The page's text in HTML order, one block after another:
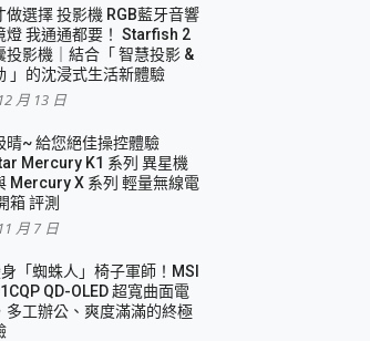
做選擇 投影機 RGB藍牙音響
燈 我通通都要！ Starfish 2
投影機｜結合「 智慧投影 &
」的沈浸式生活新體驗
月 13 日
晴~ 給您絕佳操控體驗
Mercury K1 系列 異星機
Mercury X 系列 輕量無線電
箱 評測
月 7 日
「蜘蛛人」椅子軍師！MSI
QD-OLED 超寬曲面電
多工辦公、爽度滿滿的終極